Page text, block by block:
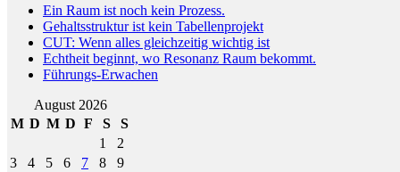
Ein Raum ist noch kein Prozess.
Gehaltsstruktur ist kein Tabellenprojekt
CUT: Wenn alles gleichzeitig wichtig ist
Echtheit beginnt, wo Resonanz Raum bekommt.
Führungs-Erwachen
August 2026
M D M D F S
S
1
2
3
4 5 6 7 8
9